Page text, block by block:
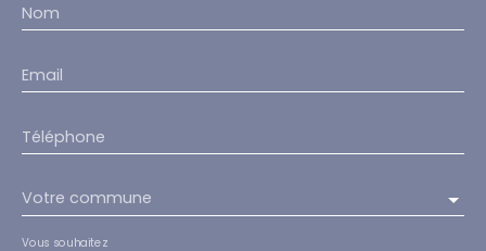
Nom
Email
Téléphone
Votre commune
Vous souhaitez